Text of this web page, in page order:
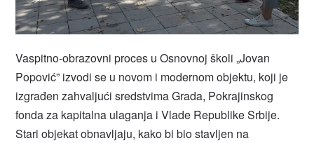
Vaspitno-obrazovni proces u Osnovnoj školi „Jovan
Popović” izvodi se u novom i modernom objektu, koji je
izgrađen zahvaljući sredstvima Grada, Pokrajinskog
fonda za kapitalna ulaganja i Vlade Republike Srbije.
Stari objekat obnavljaju, kako bi bio stavljen na